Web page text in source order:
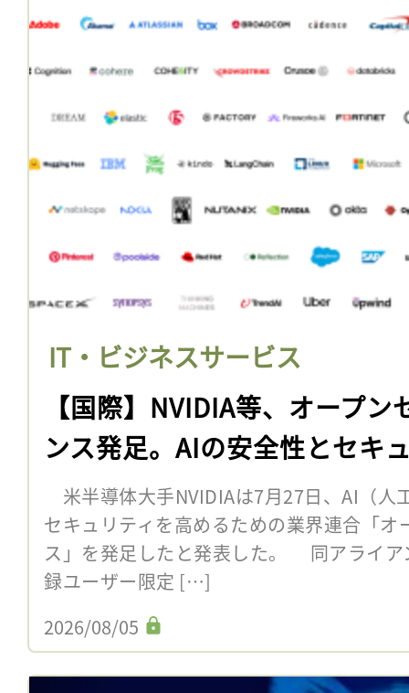
IT・ビジネスサービス
【国際】NVIDIA等、オープ
ンス発足。AIの安全性とセキ
米半導体大手NVIDIAは7月27日、AI（人
セキュリティを高めるための業界連合「オ
ス」を発足したと発表した。 同アライア
録ユーザー限定 […]
2026/08/05